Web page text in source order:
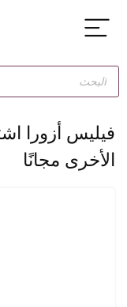
فيليس أزورا
الأخرى مجانًا